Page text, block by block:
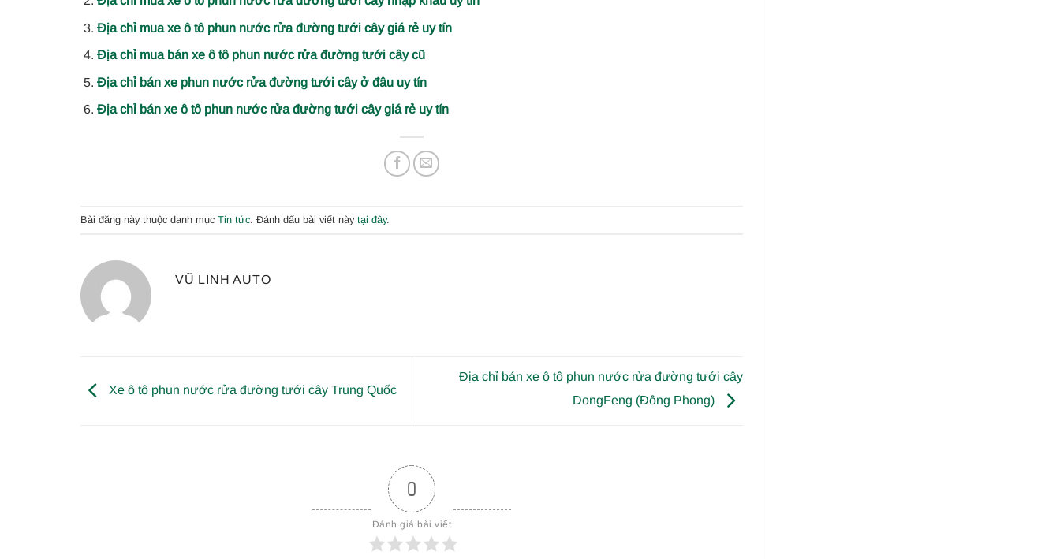
Địa chỉ mua xe ô tô phun nước rửa đường tưới cây giá rẻ uy tín
Địa chỉ mua bán xe ô tô phun nước rửa đường tưới cây cũ
Địa chỉ bán xe phun nước rửa đường tưới cây ở đâu uy tín
Địa chỉ bán xe ô tô phun nước rửa đường tưới cây giá rẻ uy tín
Bài đăng này thuộc danh mục Tin tức. Đánh dấu bài viết này tại đây.
VŨ LINH AUTO
Xe ô tô phun nước rửa đường tưới cây Trung Quốc
Địa chỉ bán xe ô tô phun nước rửa đường tưới cây
DongFeng (Đông Phong)
0
Đánh giá bài viết